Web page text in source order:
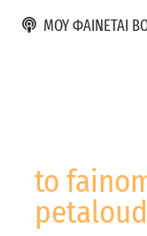
ΜΟΥ ΦΑΙΝΕΤΑΙ
to